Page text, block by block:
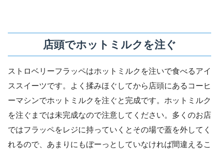
店頭でホットミルクを注ぐ
ストロベリーフラッペはホットミルクを注いで食べるアイ
ススイーツです。よく揉みほぐしてから店頭にあるコーヒ
ーマシンでホットミルクを注ぐと完成です。ホットミルク
を注ぐまでは未完成なので注意してください。多くのお店
ではフラッペをレジに持っていくとその場で蓋を外してく
れるので、あまりにもぼーっとしていなければ間違えるこ